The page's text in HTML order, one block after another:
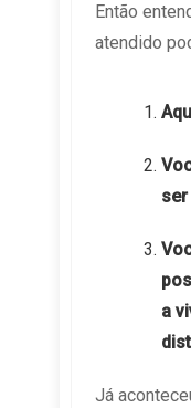
Então
atendido
a
Já